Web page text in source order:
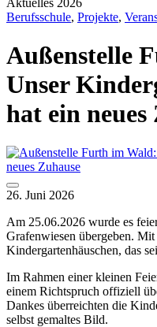
Aktuelles 2026
Berufsschule, Projekte,
Außenstelle
Unser
hat ein neues
26. Juni 2026
Am 25.06.2026 wurde es
Grafenwiesen übergeben. Mit
Kindergartenhäuschen, das
Im Rahmen einer kleinen
einem Richtspruch offiziell
Dankes überreichten die
selbst gemaltes Bild.